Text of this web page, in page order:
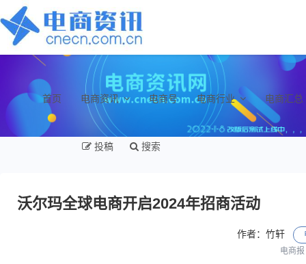
首页 电商资讯 电商号 电商行业 电商汇总
投稿 搜索
沃尔玛全球电商开启2024年招商活动
作者：竹轩
电商报